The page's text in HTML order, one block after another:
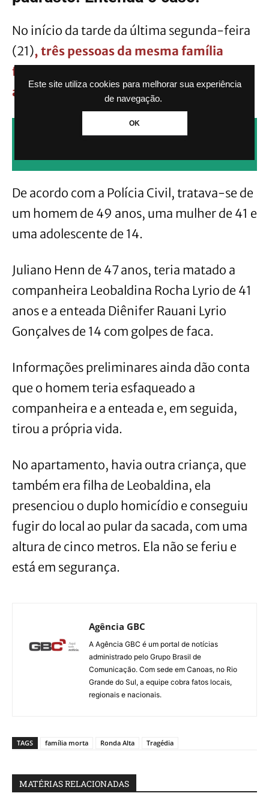
Este site utiliza cookies para melhorar sua experiência
de navegação.
OK
No início da tarde da última segunda-feira
(21), três pessoas da mesma família
foram encontradas mortas dentro de um
apartamento.
CLIQUE AQUI PARA RECEBER NOTÍCIAS
De acordo com a Polícia Civil, tratava-se de
um homem de 49 anos, uma mulher de 41 e
uma adolescente de 14.
Juliano Henn de 47 anos, teria matado a
companheira Leobaldina Rocha Lyrio de 41
anos e a enteada Diênifer Rauani Lyrio
Gonçalves de 14 com golpes de faca.
Informações preliminares ainda dão conta
que o homem teria esfaqueado a
companheira e a enteada e, em seguida,
tirou a própria vida.
No apartamento, havia outra criança, que
também era filha de Leobaldina, ela
presenciou o duplo homicídio e conseguiu
fugir do local ao pular da sacada, com uma
altura de cinco metros. Ela não se feriu e
está em segurança.
Agência GBC
A Agência GBC é um portal de notícias
administrado pelo Grupo Brasil de
Comunicação. Com sede em Canoas, no Rio
Grande do Sul, a equipe cobra fatos locais,
regionais e nacionais.
TAGS família morta Ronda Alta Tragédia
MATÉRIAS RELACIONADAS